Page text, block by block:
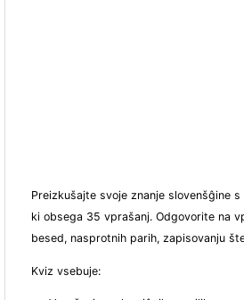
Preizkušajte svoje znanje slovenšĝine
ki obsega 35 vprašanj. Odgovorite na
besed, nasprotnih parih, zapisovanju
Kviz vsebuje: